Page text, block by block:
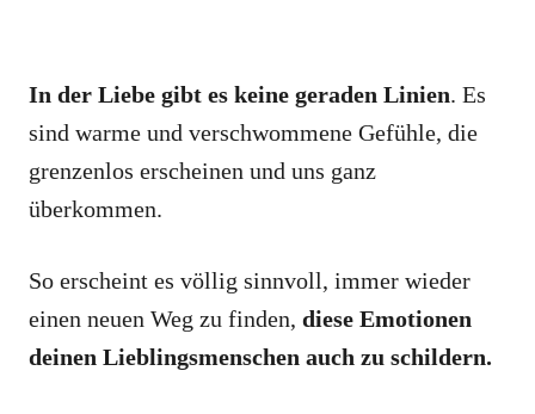
In der Liebe gibt es keine geraden Linien. Es
sind warme und verschwommene Gefühle, die
grenzenlos erscheinen und uns ganz
überkommen.
So erscheint es völlig sinnvoll, immer wieder
einen neuen Weg zu finden, diese Emotionen
deinen Lieblingsmenschen auch zu schildern.